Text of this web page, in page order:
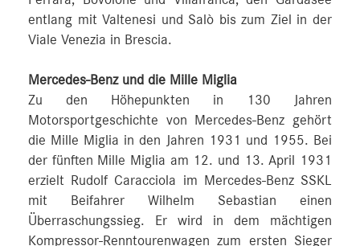
entlang mit Valtenesi und Salò bis zum Ziel in der
Viale Venezia in Brescia.
Mercedes-Benz und die Mille Miglia
Zu den Höhepunkten in 130 Jahren
Motorsportgeschichte von Mercedes-Benz gehört
die Mille Miglia in den Jahren 1931 und 1955. Bei
der fünften Mille Miglia am 12. und 13. April 1931
erzielt Rudolf Caracciola im Mercedes-Benz SSKL
mit Beifahrer Wilhelm Sebastian einen
Überraschungssieg. Er wird in dem mächtigen
Kompressor-Renntourenwagen zum ersten Sieger